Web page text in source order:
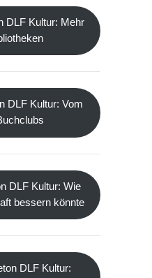
DLF Kultur: Mehr
DLF Kultur: Vom
DLF Kultur: Wie
bessern könnte
DLF Kultur: